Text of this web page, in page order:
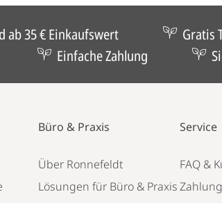
35 € Einkaufswert Gratis
Einfache Zahlung
Büro & Praxis
Über Ronnefeldt
Lösungen für Büro & Praxis
Service
FAQ &